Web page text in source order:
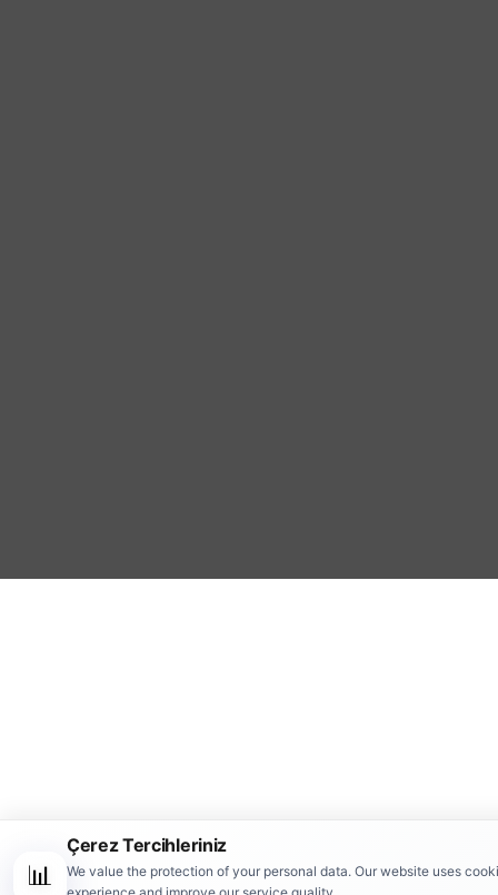
📊
Çerez Tercihleriniz
We value the protection of your personal data. Our website uses